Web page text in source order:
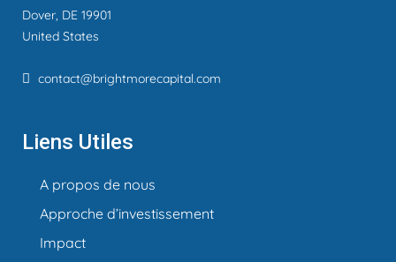
Dover, DE 19901
United States
contact@brightmorecapital.com
Liens Utiles
A propos de nous
Approche d’investissement
Impact